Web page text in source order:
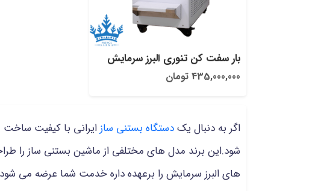
بار سفت کن تنوری البرز سرمایش
435,000,000 تومان
اگر به دنبال یکدستگاه بستنی سازایرانی با کیفیت ساخت
شود.این برند مدل های مختلفی از ماشین بستنی ساز را
های البرز سرمایش را برعهده داره خدمت شما عرضه می